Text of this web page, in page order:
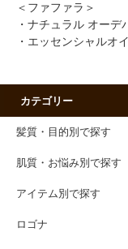
＜ファファラ＞
・ナチュラル オー
・エッセンシャルオ
カテゴリー
髪質・目的別で探す
肌質・お悩み別で探す
アイテム別で探す
ロゴナ